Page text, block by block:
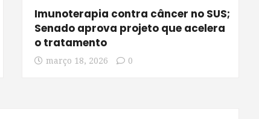
Imunoterapia contra câncer no SUS;
Senado aprova projeto que acelera
o tratamento
março 18, 2026 0